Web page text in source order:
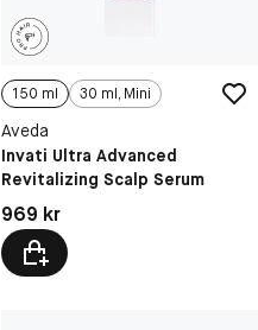
150 ml 30 ml, Mini
Aveda
Invati Ultra Advanced
Revitalizing Scalp Serum
Pris: 969 kr
969 kr